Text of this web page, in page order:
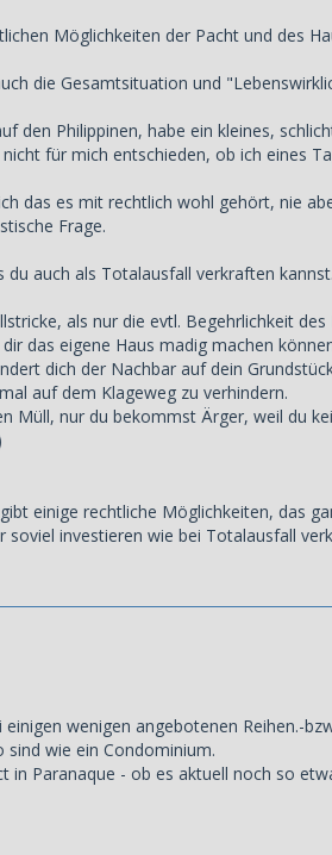
Möglichkeiten der Pacht und des
die Gesamtsituation und
den Philippinen, habe ein kleines,
für mich entschieden, ob ich eines
das es mit rechtlich wohl gehört, nie
Frage.
auch als Totalausfall verkraften
als nur die evtl. Begehrlichkeit des
das eigene Haus madig machen
dich der Nachbar auf dein
auf dem Klageweg zu verhindern.
Müll, nur du bekommst Ärger, weil du
einige rechtliche Möglichkeiten, das
soviel investieren wie bei Totalausfall
wenigen angebotenen Reihen.-
wie ein Condominium.
in Paranaque - ob es aktuell noch so